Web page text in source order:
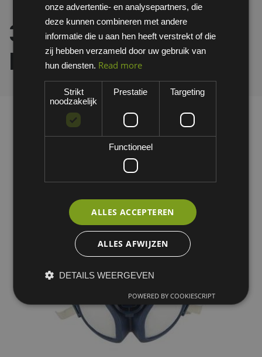
3M 4255 FFA2-P3 R D halfgelaatsmasker
3M 4255 FFA2-P3 R
D halfgelaatsmasker
onze advertentie- en analysepartners, die
deze kunnen combineren met andere
informatie die u aan hen heeft verstrekt of die
zij hebben verzameld door uw gebruik van
hun diensten. Read more
Strikt
noodzakelijk
Prestatie Targeting
Functioneel
ALLES ACCEPTEREN
ALLES AFWIJZEN
DETAILS WEERGEVEN
POWERED BY COOKIESCRIPT